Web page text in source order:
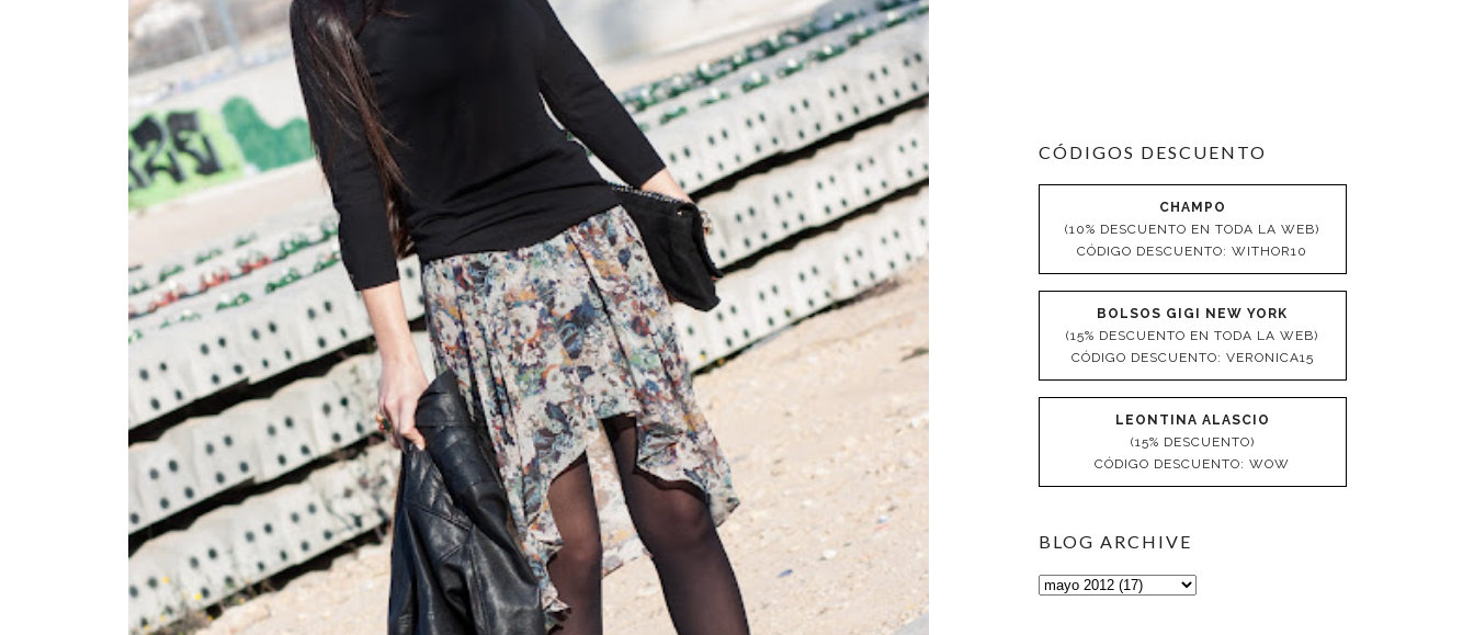
CÓDIGOS DESCUENTO
CHAMPO
(10% DESCUENTO EN TODA LA WEB)
CÓDIGO DESCUENTO: WITHOR10
BOLSOS GIGI NEW YORK
(15% DESCUENTO EN TODA LA WEB)
CÓDIGO DESCUENTO: VERONICA15
LEONTINA ALASCIO
(15% DESCUENTO)
CÓDIGO DESCUENTO: WOW
BLOG ARCHIVE